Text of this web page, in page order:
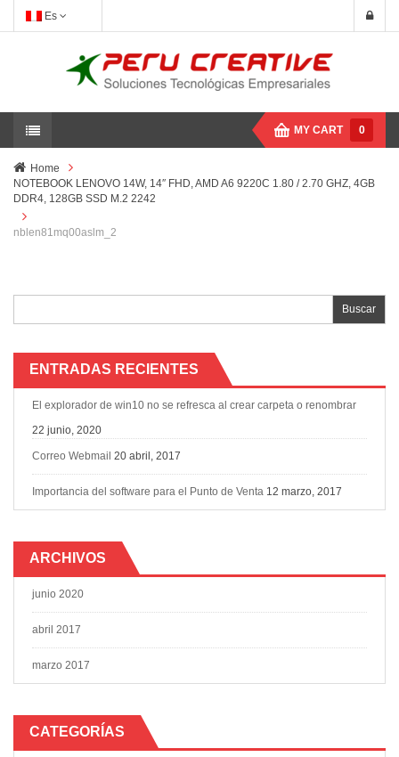
Es
MY CART 0
Home
NOTEBOOK LENOVO 14W, 14″ FHD, AMD A6 9220C 1.80 / 2.70 GHZ, 4GB
DDR4, 128GB SSD M.2 2242
nblen81mq00aslm_2
ENTRADAS RECIENTES
El explorador de win10 no se refresca al crear carpeta o renombrar
22 junio, 2020
Correo Webmail 20 abril, 2017
Importancia del software para el Punto de Venta 12 marzo, 2017
ARCHIVOS
junio 2020
abril 2017
marzo 2017
CATEGORÍAS